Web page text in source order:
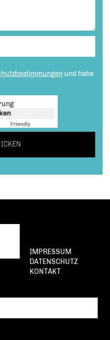
und habe
Friendly
IMPRESSUM
DATENSCHUTZ
KONTAKT